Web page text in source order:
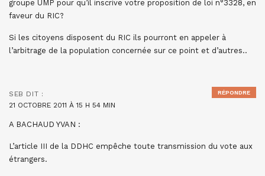
groupe UMP pour qu’il inscrive votre proposition de loi n°3328, en
faveur du RIC?
Si les citoyens disposent du RIC ils pourront en appeler à
l’arbitrage de la population concernée sur ce point et d’autres..
SEB DIT :
21 OCTOBRE 2011 À 15 H 54 MIN
A BACHAUD YVAN :
L’article III de la DDHC empêche toute transmission du vote aux
étrangers.
RÉPONDRE